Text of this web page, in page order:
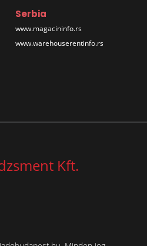
Serbia
www.magacininfo.rs
www.warehouserentinfo.rs
Kft.